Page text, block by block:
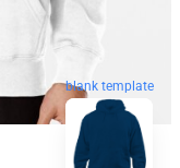
blank template